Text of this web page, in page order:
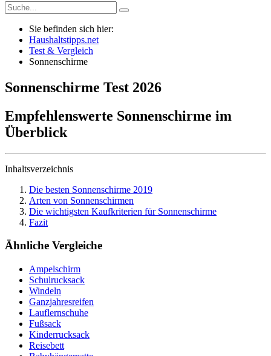
Sie befinden sich hier:
Haushaltstipps.net
Test & Vergleich
Sonnenschirme
Sonnenschirme Test 2026
Empfehlenswerte Sonnenschirme im
Überblick
Inhaltsverzeichnis
Die besten Sonnenschirme 2019
Arten von Sonnenschirmen
Die wichtigsten Kaufkriterien für Sonnenschirme
Fazit
Ähnliche Vergleiche
Ampelschirm
Schulrucksack
Windeln
Ganzjahresreifen
Lauflernschuhe
Fußsack
Kinderrucksack
Reisebett